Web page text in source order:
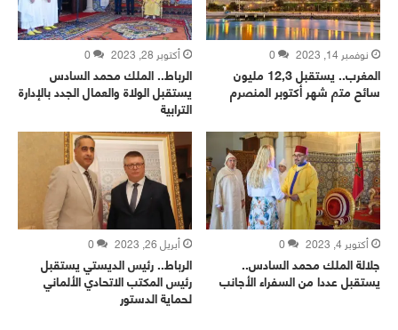
نوفمبر 14, 2023 0
المغرب.. يستقبل 12,3 مليون
سائح متم شهر أكتوبر المنصرم
أكتوبر 28, 2023 0
الرباط.. الملك محمد السادس
يستقبل الولاة والعمال الجدد بالإدارة
الترابية
أكتوبر 4, 2023 0
جلالة الملك محمد السادس..
يستقبل عددا من السفراء الأجانب
أبريل 26, 2023 0
الرباط.. رئيس الديستي يستقبل
رئيس المكتب الاتحادي الألماني
لحماية الدستور